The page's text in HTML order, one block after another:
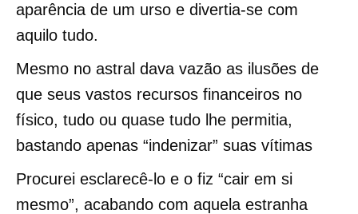
aparência de um urso e divertia-se com
aquilo tudo.
Mesmo no astral dava vazão as ilusões de
que seus vastos recursos financeiros no
físico, tudo ou quase tudo lhe permitia,
bastando apenas “indenizar” suas vítimas
Procurei esclarecê-lo e o fiz “cair em si
mesmo”, acabando com aquela estranha